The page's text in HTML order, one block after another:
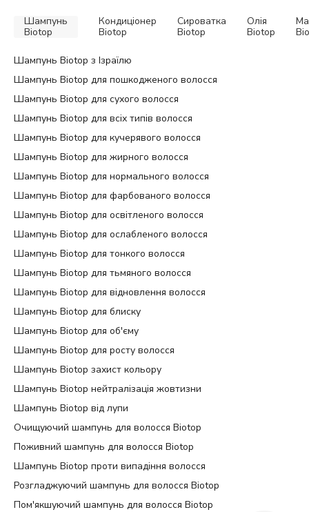
Шампунь
Biotop
Кондиціонер
Biotop
Сироватка
Biotop
Олія
Biotop
Шампунь Biotop з Ізраїлю
Шампунь Biotop для пошкодженого волосся
Шампунь Biotop для сухого волосся
Шампунь Biotop для всіх типів волосся
Шампунь Biotop для кучерявого волосся
Шампунь Biotop для жирного волосся
Шампунь Biotop для нормального волосся
Шампунь Biotop для фарбованого волосся
Шампунь Biotop для освітленого волосся
Шампунь Biotop для ослабленого волосся
Шампунь Biotop для тонкого волосся
Шампунь Biotop для тьмяного волосся
Шампунь Biotop для відновлення волосся
Шампунь Biotop для блиску
Шампунь Biotop для об'єму
Шампунь Biotop для росту волосся
Шампунь Biotop захист кольору
Шампунь Biotop нейтралізація жовтизни
Шампунь Biotop від лупи
Очищуючий шампунь для волосся Biotop
Поживний шампунь для волосся Biotop
Шампунь Biotop проти випадіння волосся
Розгладжуючий шампунь для волосся Biotop
Пом'якшуючий шампунь для волосся Biotop